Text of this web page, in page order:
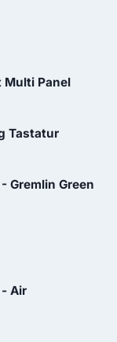
Multi Panel
Tastatur
Gremlin Green
- Air